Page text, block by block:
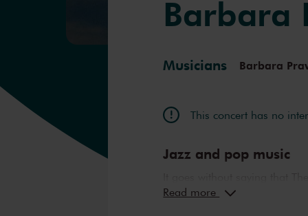
Barbara
Musicians Barbara
This concert has no
Jazz and pop music
a perfect combination. The
Read more